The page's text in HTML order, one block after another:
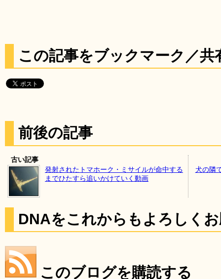
この記事をブックマーク／共
前後の記事
古い記事
発射されたトマホーク・ミサイルが命中する
までひたすら追いかけていく動画
犬の隣
DNAをこれからもよろしく
このブログを購読する